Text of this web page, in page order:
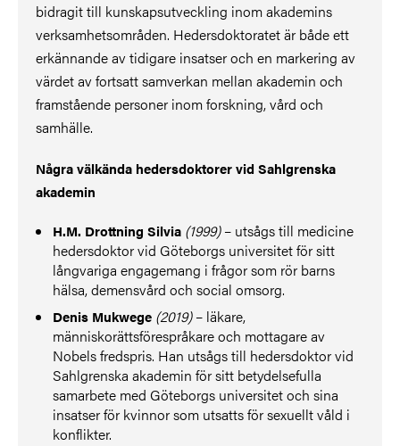
bidragit till kunskapsutveckling inom akademins
verksamhetsområden. Hedersdoktoratet är både ett
erkännande av tidigare insatser och en markering av
värdet av fortsatt samverkan mellan akademin och
framstående personer inom forskning, vård och
samhälle.
Några välkända hedersdoktorer vid Sahlgrenska
akademin
H.M. Drottning Silvia (1999)– utsågs till medicine
hedersdoktor vid Göteborgs universitet för sitt
långvariga engagemang i frågor som rör barns
hälsa, demensvård och social omsorg.
Denis Mukwege (2019)– läkare,
människorättsförespråkare och mottagare av
Nobels fredspris. Han utsågs till hedersdoktor vid
Sahlgrenska akademin för sitt betydelsefulla
samarbete med Göteborgs universitet och sina
insatser för kvinnor som utsatts för sexuellt våld i
konflikter.